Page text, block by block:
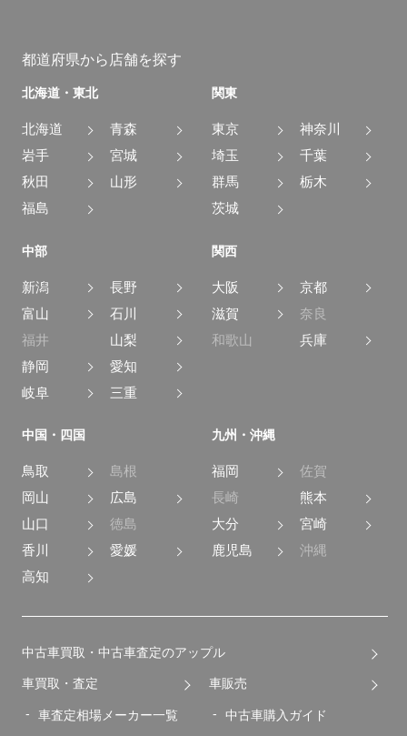
都道府県から店舗を探す
北海道・東北
北海道
青森
岩手
宮城
秋田
山形
福島
関東
東京
神奈川
埼玉
千葉
群馬
栃木
茨城
中部
新潟
長野
富山
石川
福井
山梨
静岡
愛知
岐阜
三重
関西
大阪
京都
滋賀
奈良
和歌山
兵庫
中国・四国
鳥取
島根
岡山
広島
山口
徳島
香川
愛媛
高知
九州・沖縄
福岡
佐賀
長崎
熊本
大分
宮崎
鹿児島
沖縄
中古車買取・中古車査定のアップル
車買取・査定
車査定相場メーカー一覧
車販売
中古車購入ガイド